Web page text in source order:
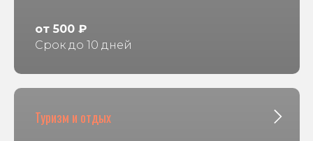
от 500 ₽
Срок до 10 дней
Туризм и отдых